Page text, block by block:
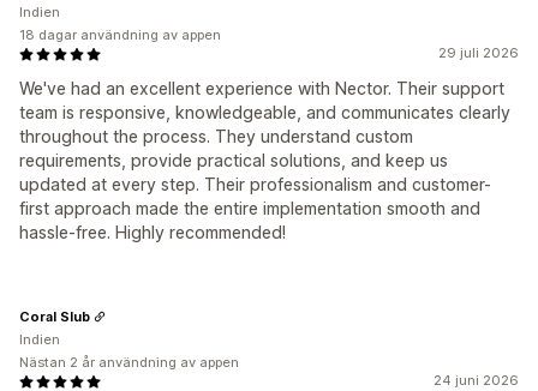
29 juli 2026
We've had an excellent experience with Nector. Their support
team is responsive, knowledgeable, and communicates clearly
throughout the process. They understand custom
requirements, provide practical solutions, and keep us
updated at every step. Their professionalism and customer-
first approach made the entire implementation smooth and
hassle-free. Highly recommended!
Indien
18 dagar användning av appen
24 juni 2026
Coral Slub
Indien
Nästan 2 år användning av appen